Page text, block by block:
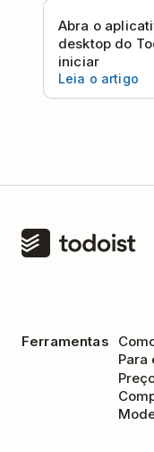
Abra o
desktop do
iniciar
Leia o artigo
Ferramentas
Para